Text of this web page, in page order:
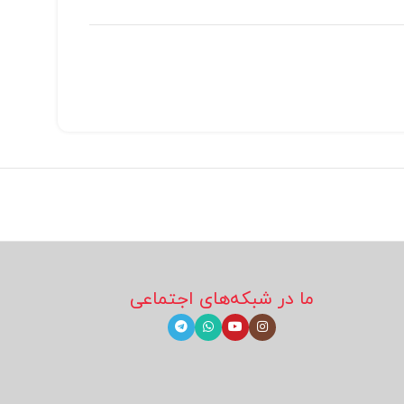
ما در شبکه‌های اجتماعی